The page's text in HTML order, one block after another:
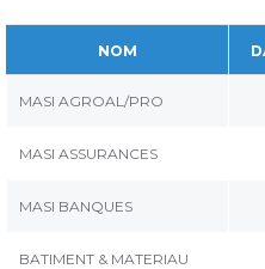
NOM
MASI AGROAL/PRO
MASI ASSURANCES
MASI BANQUES
BATIMENT & MATERIAU